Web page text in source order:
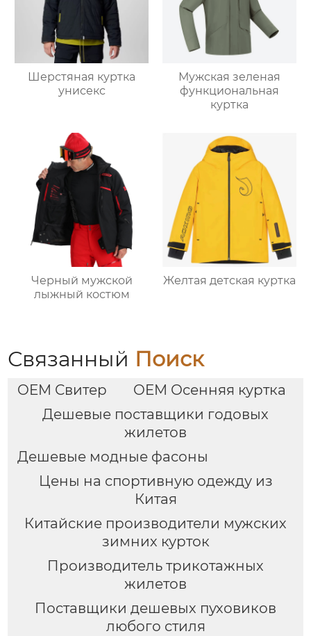
Шерстяная куртка
унисекс
Мужская зеленая
функциональная
куртка
Черный мужской
лыжный костюм
Желтая детская куртка
Связанный Поиск
OEM Свитер
OEM Осенняя куртка
Дешевые поставщики годовых
жилетов
Дешевые модные фасоны
Цены на спортивную одежду из
Китая
Китайские производители мужских
зимних курток
Производитель трикотажных
жилетов
Поставщики дешевых пуховиков
любого стиля